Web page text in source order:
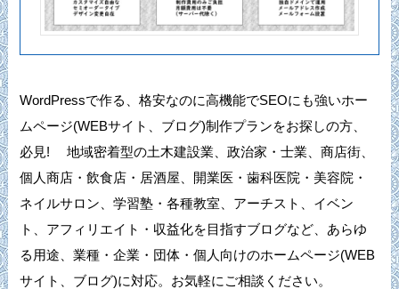
WordPressで作る、格安なのに高機能でSEOにも強いホー
ムページ(WEBサイト、ブログ)制作プランをお探しの方、
必見! 地域密着型の土木建設業、政治家・士業、商店街、
個人商店・飲食店・居酒屋、開業医・歯科医院・美容院・
ネイルサロン、学習塾・各種教室、アーチスト、イベン
ト、アフィリエイト・収益化を目指すブログなど、あらゆ
る用途、業種・企業・団体・個人向けのホームページ(WEB
サイト、ブログ)に対応。お気軽にご相談ください。